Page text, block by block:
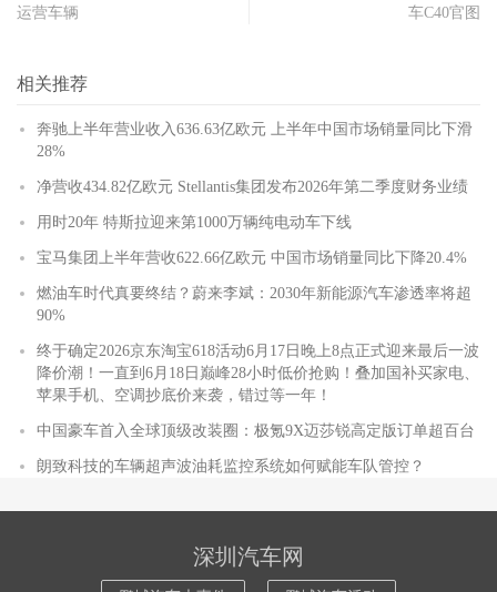
运营车辆
车C40官图
相关推荐
奔驰上半年营业收入636.63亿欧元 上半年中国市场销量同比下滑
28%
净营收434.82亿欧元 Stellantis集团发布2026年第二季度财务业绩
用时20年 特斯拉迎来第1000万辆纯电动车下线
宝马集团上半年营收622.66亿欧元 中国市场销量同比下降20.4%
燃油车时代真要终结？蔚来李斌：2030年新能源汽车渗透率将超
90%
终于确定2026京东淘宝618活动6月17日晚上8点正式迎来最后一波
降价潮！一直到6月18日巅峰28小时低价抢购！叠加国补买家电、
苹果手机、空调抄底价来袭，错过等一年！
中国豪车首入全球顶级改装圈：极氪9X迈莎锐高定版订单超百台
朗致科技的车辆超声波油耗监控系统如何赋能车队管控？
深圳汽车网